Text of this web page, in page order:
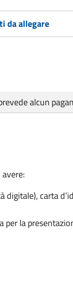
da allegare
alcun
digitale), carta
la